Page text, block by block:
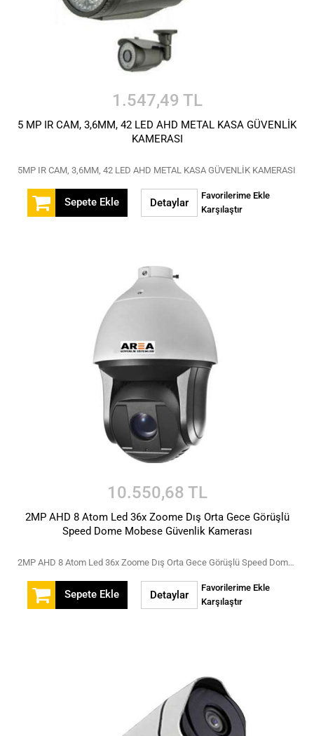
1.547,49 TL
5 MP IR CAM, 3,6MM, 42 LED AHD METAL KASA GÜVENLİK
KAMERASI
5MP IR CAM, 3,6MM, 42 LED AHD METAL KASA GÜVENLİK KAMERASI
Sepete Ekle Detaylar
Favorilerime Ekle
Karşılaştır
10.550,68 TL
2MP AHD 8 Atom Led 36x Zoome Dış Orta Gece Görüşlü
Speed Dome Mobese Güvenlik Kamerası
2MP AHD 8 Atom Led 36x Zoome Dış Orta Gece Görüşlü Speed Dome Mobese Güvenlik Kamerası
Sepete Ekle Detaylar
Favorilerime Ekle
Karşılaştır